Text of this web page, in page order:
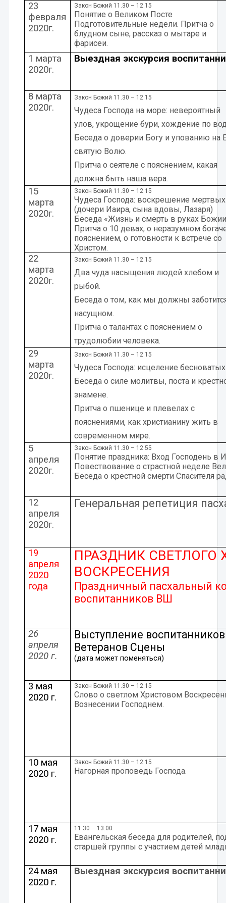
23
февраля
2020г.
Закон Божий 11.30 – 12.15
Понятие о Великом Посте
Подготовительные недели. Притча о
блудном сыне, рассказ о мытаре и
фарисеи.
1 марта
2020г.
Выездная экскурсия
8 марта
2020г.
Закон Божий 11.30 – 12.15
Чудеса Господа на море: невероятный
улов, укрощение бури, хождение по
Беседа о доверии Богу и упованию на
святую Волю.
Притча о сеятеле с пояснением, какая
должна быть наша вера.
15
марта
2020г.
Закон Божий 11.30 – 12.15
Чудеса Господа: воскрешение мертвых
(дочери Иаира, сына вдовы, Лазаря)
Беседа «Жизнь и смерть в руках
Притча о 10 девах, о неразумном
пояснением, о готовности к встрече со
Христом.
22
марта
2020г.
Закон Божий 11.30 – 12.15
Два чуда насыщения людей хлебом и
рыбой.
Беседа о том, как мы должны
насущном.
Притча о талантах с пояснением о
трудолюбии человека.
29
марта
2020г.
Закон Божий 11.30 – 12.15
Чудеса Господа: исцеление
Беседа о силе молитвы, поста и
знамене.
Притча о пшенице и плевелах с
пояснениями, как христианину жить в
современном мире.
5
апреля
2020г.
Закон Божий 11.30 – 12.55
Понятие праздника: Вход Господень в
Повествование о страстной неделе
Беседа о крестной смерти Спасителя
12
апреля
2020г.
Генеральная репетиция
19
апреля
2020
года
ПРАЗДНИК СВЕТЛОГО
ВОСКРЕСЕНИЯ
Праздничный пасхальный
воспитанников ВШ
26
апреля
2020 г.
Выступление
Ветеранов Сцены
(дата может поменяться)
3 мая
2020 г.
Закон Божий 11.30 – 12.15
Слово о светлом Христовом
Вознесении Господнем.
10 мая
2020 г.
Закон Божий 11.30 – 12.15
Нагорная проповедь Господа.
17 мая
2020 г.
11.30 – 13.00
Евангельская беседа для родителей,
старшей группы с участием детей
24 мая
2020 г.
Выездная экскурсия